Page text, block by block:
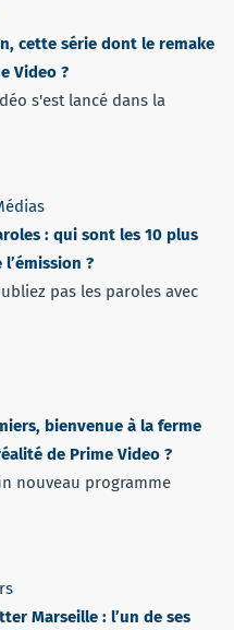
cette série dont le remake
Video ?
s'est lancé dans la
: qui sont les 10 plus
?
pas les paroles avec
bienvenue à la ferme
de Prime Video ?
nouveau programme
Marseille : l’un de ses